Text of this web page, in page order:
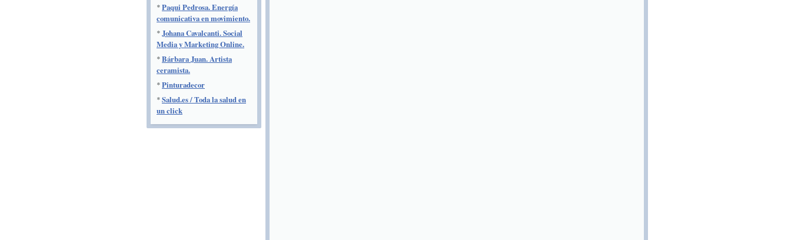
*Paqui Pedrosa. Energía
comunicativa en movimiento.
*Johana Cavalcanti. Social
Media y Marketing Online.
*Bárbara Juan. Artista
ceramista.
*Pinturadecor
*Salud.es / Toda la salud en
un click